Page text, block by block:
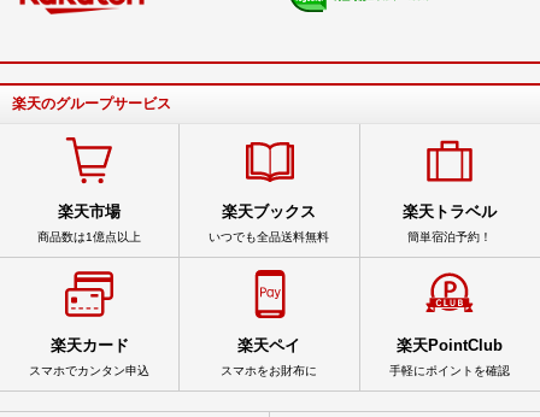
楽天のグループサービス
楽天市場
商品数は1億点以上
楽天ブックス
いつでも全品送料無料
楽天トラベル
簡単宿泊予約！
楽天カード
スマホでカンタン申込
楽天ペイ
スマホをお財布に
楽天PointClub
手軽にポイントを確認